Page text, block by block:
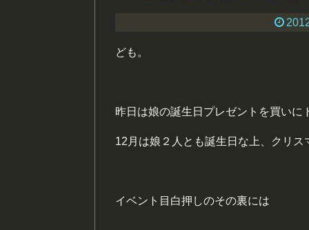
ども。
昨日は娘の誕生日プレゼントを買いに
12月は娘２人とも誕生日な上、クリ
イベント目白押しのその裏には